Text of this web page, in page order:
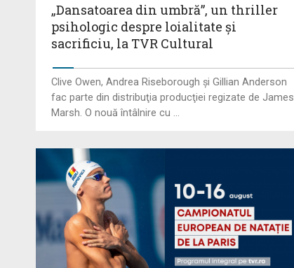
„Dansatoarea din umbră”, un thriller
psihologic despre loialitate și
sacrificiu, la TVR Cultural
Clive Owen, Andrea Riseborough şi Gillian Anderson
fac parte din distribuţia producţiei regizate de James
Marsh. O nouă întâlnire cu ...